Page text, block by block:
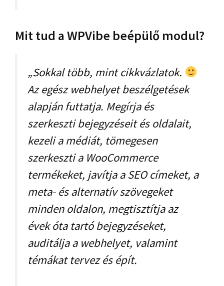
Mit tud a WPVibe beépülő modul?
„Sokkal több, mint cikkvázlatok.
Az egész webhelyet beszélgetések
alapján futtatja. Megírja és
szerkeszti bejegyzéseit és oldalait,
kezeli a médiát, tömegesen
szerkeszti a WooCommerce
termékeket, javítja a SEO címeket, a
meta- és alternatív szövegeket
minden oldalon, megtisztítja az
évek óta tartó bejegyzéseket,
auditálja a webhelyet, valamint
témákat tervez és épít.